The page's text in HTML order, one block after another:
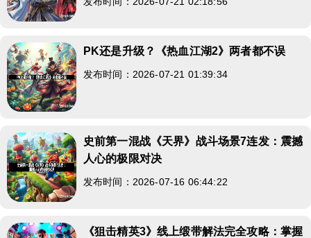
PK还是升级？《热血江湖2》两者都不误
发布时间：2026-07-21 01:39:34
史前第一混战《天界》战斗场景7连发：震撼
人心的极限对决
发布时间：2026-07-16 06:44:22
《狙击精英3》线上缎带解法完全攻略：掌握